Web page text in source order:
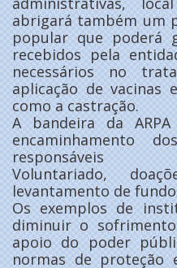
abrigará também um
popular que poderá
recebidos pela
necessários no
aplicação de vacinas
como a castração.
A bandeira da
encaminhamento
responsáveis
Voluntariado,
levantamento de
Os exemplos de
diminuir o
apoio do poder
normas de proteção